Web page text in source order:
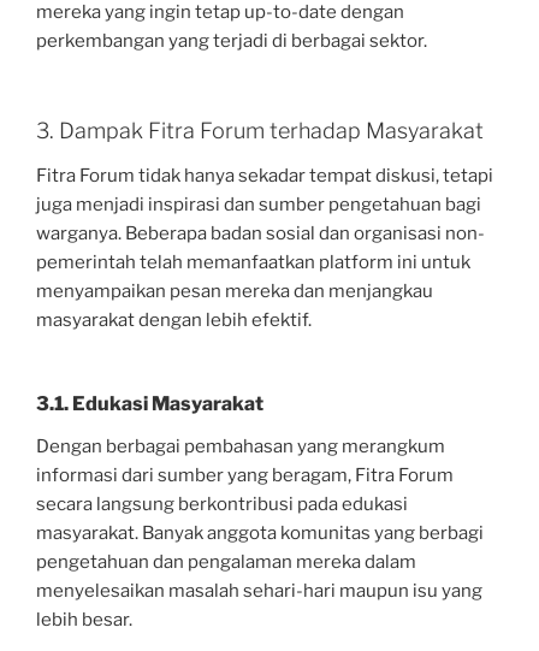
mereka yang ingin tetap up-to-date dengan
perkembangan yang terjadi di berbagai sektor.
3. Dampak Fitra Forum terhadap Masyarakat
Fitra Forum tidak hanya sekadar tempat diskusi, tetapi
juga menjadi inspirasi dan sumber pengetahuan bagi
warganya. Beberapa badan sosial dan organisasi non-
pemerintah telah memanfaatkan platform ini untuk
menyampaikan pesan mereka dan menjangkau
masyarakat dengan lebih efektif.
3.1. Edukasi Masyarakat
Dengan berbagai pembahasan yang merangkum
informasi dari sumber yang beragam, Fitra Forum
secara langsung berkontribusi pada edukasi
masyarakat. Banyak anggota komunitas yang berbagi
pengetahuan dan pengalaman mereka dalam
menyelesaikan masalah sehari-hari maupun isu yang
lebih besar.